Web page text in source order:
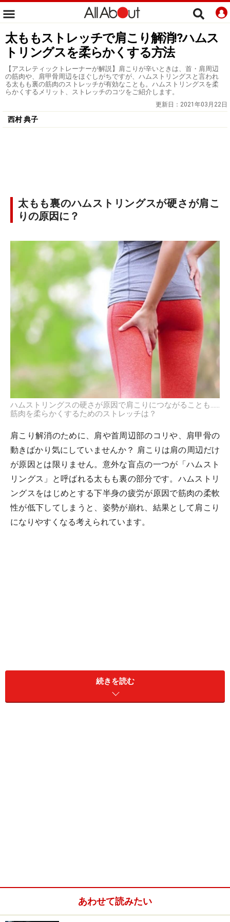
太ももストレッチで肩こり解消!?ハムス
トリングスを柔らかくする方法
【アスレティックトレーナーが解説】肩こりが辛いときは、首・肩周辺
の筋肉や、肩甲骨周辺をほぐしがちですが、ハムストリングスと言われ
る太もも裏の筋肉のストレッチが有効なことも。ハムストリングスを柔
らかくするメリット、ストレッチのコツをご紹介します。
更新日： 2021年03月22日
西村 典子
太もも裏のハムストリングスが硬さが肩こ
りの原因に？
ハムストリングスの硬さが原因で肩こりにつながることも……
筋肉を柔らかくするためのストレッチは？
肩こり解消のために、肩や首周辺部のコリや、肩甲骨の
動きばかり気にしていませんか？ 肩こりは肩の周辺だけ
が原因とは限りません。意外な盲点の一つが「ハムスト
リングス」と呼ばれる太もも裏の部分です。ハムストリ
ングスをはじめとする下半身の疲労が原因で筋肉の柔軟
性が低下してしまうと、姿勢が崩れ、結果として肩こり
になりやすくなる考えられています。
ハムストリングスとは？ どの位置にある筋
続きを読む
あわせて読みたい